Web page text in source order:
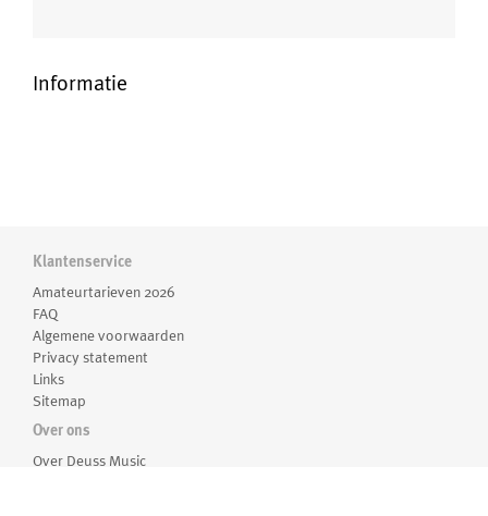
Informatie
Opgedragen aan Harry Sparnaay.
Gereviseerd voor Fie Schouten voor haar basklarinet solo
album Ladder of Escape 11.
Contradictie I voor fluit
Contradictie II voor viool
Klantenservice
Amateurtarieven 2026
FAQ
Algemene voorwaarden
Privacy statement
Links
Sitemap
Over ons
Over Deuss Music